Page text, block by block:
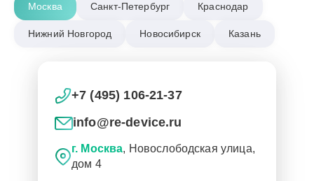
Москва Санкт-Петербург Краснодар
Нижний Новгород Новосибирск Казань
+7 (495) 106-21-37
info@re-device.ru
г. Москва, Новослободская улица,
дом 4